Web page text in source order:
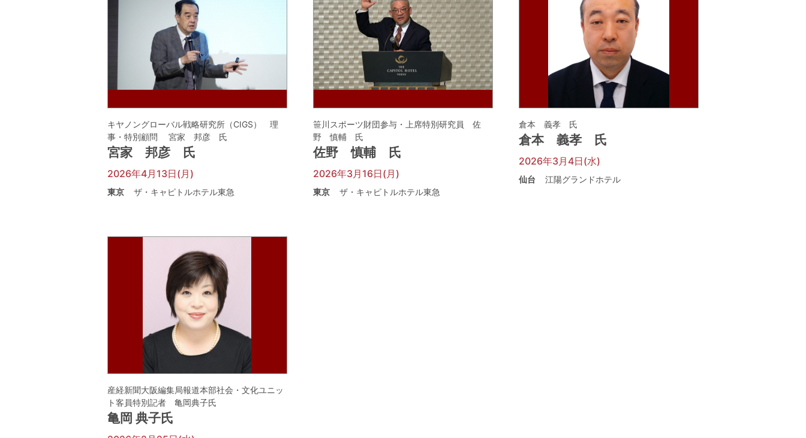
キヤノングローバル戦略研究所（CIGS） 理
事・特別顧問 宮家 邦彦 氏
宮家 邦彦 氏
2026年4月13日(月)
東京 ザ・キャピトルホテル東急
笹川スポーツ財団参与・上席特別研究員 佐
野 慎輔 氏
佐野 慎輔 氏
2026年3月16日(月)
東京 ザ・キャピトルホテル東急
倉本 義孝 氏
倉本 義孝 氏
2026年3月4日(水)
仙台 江陽グランドホテル
産経新聞大阪編集局報道本部社会・文化ユニッ
ト客員特別記者 亀岡典子氏
亀岡 典子氏